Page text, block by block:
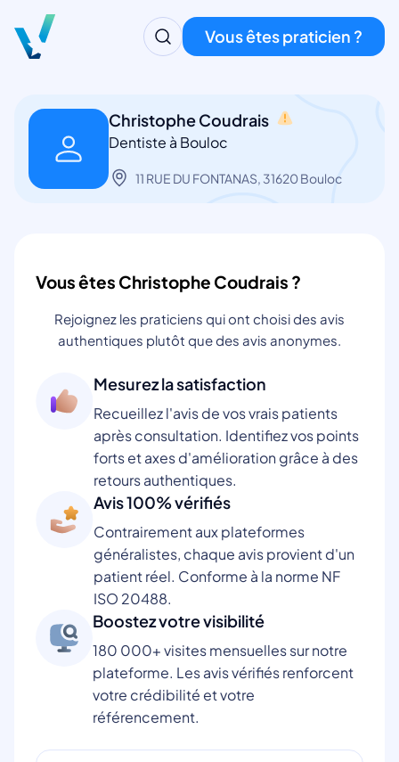
Vous êtes praticien ?
Christophe Coudrais
Dentiste à Bouloc
11 RUE DU FONTANAS, 31620 Bouloc
Vous êtes Christophe Coudrais ?
Rejoignez les praticiens qui ont choisi des avis
authentiques plutôt que des avis anonymes.
Mesurez la satisfaction
Recueillez l'avis de vos vrais patients
après consultation. Identifiez vos points
forts et axes d'amélioration grâce à des
retours authentiques.
Avis 100% vérifiés
Contrairement aux plateformes
généralistes, chaque avis provient d'un
patient réel. Conforme à la norme NF
ISO 20488.
Boostez votre visibilité
180 000+ visites mensuelles sur notre
plateforme. Les avis vérifiés renforcent
votre crédibilité et votre
référencement.